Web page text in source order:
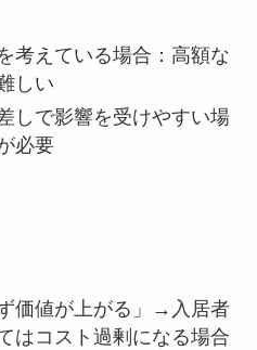
考えている場合：高額な
しい
しで影響を受けやすい場
必要
価値が上がる」→入居者
はコスト過剰になる場合